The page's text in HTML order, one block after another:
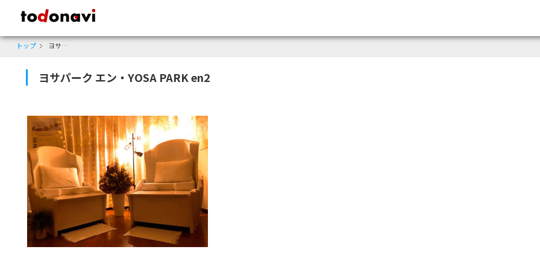
todonavi - 鹿児島のクーポンサイト、様々なジャンルのクーポンが見つかる
トップ ヨサパーク エン・YOSA PARK en2
ヨサパーク エン・YOSA PARK en2